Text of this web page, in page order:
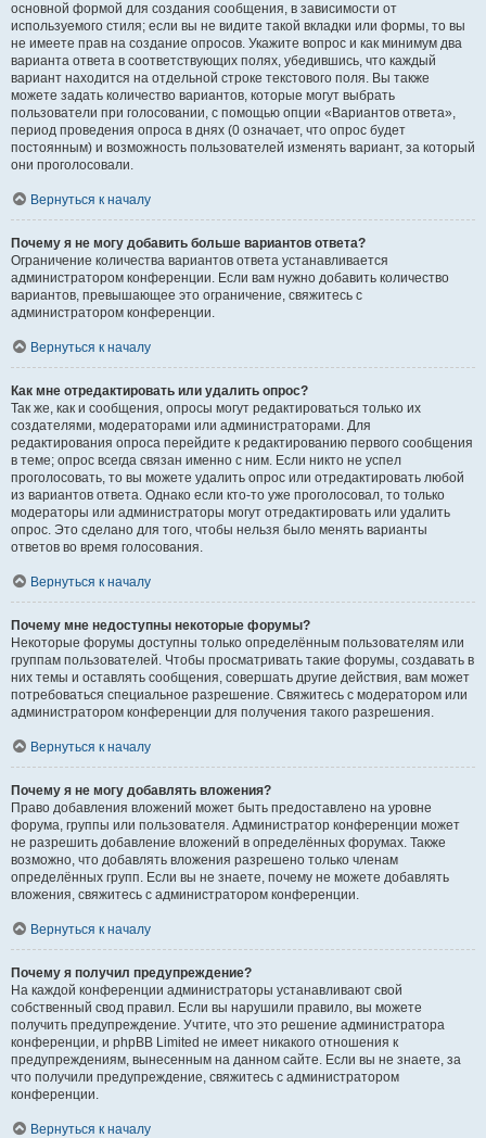
основной формой для создания сообщения, в зависимости от
используемого стиля; если вы не видите такой вкладки или формы, то вы
не имеете прав на создание опросов. Укажите вопрос и как минимум два
варианта ответа в соответствующих полях, убедившись, что каждый
вариант находится на отдельной строке текстового поля. Вы также
можете задать количество вариантов, которые могут выбрать
пользователи при голосовании, с помощью опции «Вариантов ответа»,
период проведения опроса в днях (0 означает, что опрос будет
постоянным) и возможность пользователей изменять вариант, за который
они проголосовали.
Вернуться к началу
Почему я не могу добавить больше вариантов ответа?
Ограничение количества вариантов ответа устанавливается
администратором конференции. Если вам нужно добавить количество
вариантов, превышающее это ограничение, свяжитесь с
администратором конференции.
Вернуться к началу
Как мне отредактировать или удалить опрос?
Так же, как и сообщения, опросы могут редактироваться только их
создателями, модераторами или администраторами. Для
редактирования опроса перейдите к редактированию первого сообщения
в теме; опрос всегда связан именно с ним. Если никто не успел
проголосовать, то вы можете удалить опрос или отредактировать любой
из вариантов ответа. Однако если кто-то уже проголосовал, то только
модераторы или администраторы могут отредактировать или удалить
опрос. Это сделано для того, чтобы нельзя было менять варианты
ответов во время голосования.
Вернуться к началу
Почему мне недоступны некоторые форумы?
Некоторые форумы доступны только определённым пользователям или
группам пользователей. Чтобы просматривать такие форумы, создавать в
них темы и оставлять сообщения, совершать другие действия, вам может
потребоваться специальное разрешение. Свяжитесь с модератором или
администратором конференции для получения такого разрешения.
Вернуться к началу
Почему я не могу добавлять вложения?
Право добавления вложений может быть предоставлено на уровне
форума, группы или пользователя. Администратор конференции может
не разрешить добавление вложений в определённых форумах. Также
возможно, что добавлять вложения разрешено только членам
определённых групп. Если вы не знаете, почему не можете добавлять
вложения, свяжитесь с администратором конференции.
Вернуться к началу
Почему я получил предупреждение?
На каждой конференции администраторы устанавливают свой
собственный свод правил. Если вы нарушили правило, вы можете
получить предупреждение. Учтите, что это решение администратора
конференции, и phpBB Limited не имеет никакого отношения к
предупреждениям, вынесенным на данном сайте. Если вы не знаете, за
что получили предупреждение, свяжитесь с администратором
конференции.
Вернуться к началу